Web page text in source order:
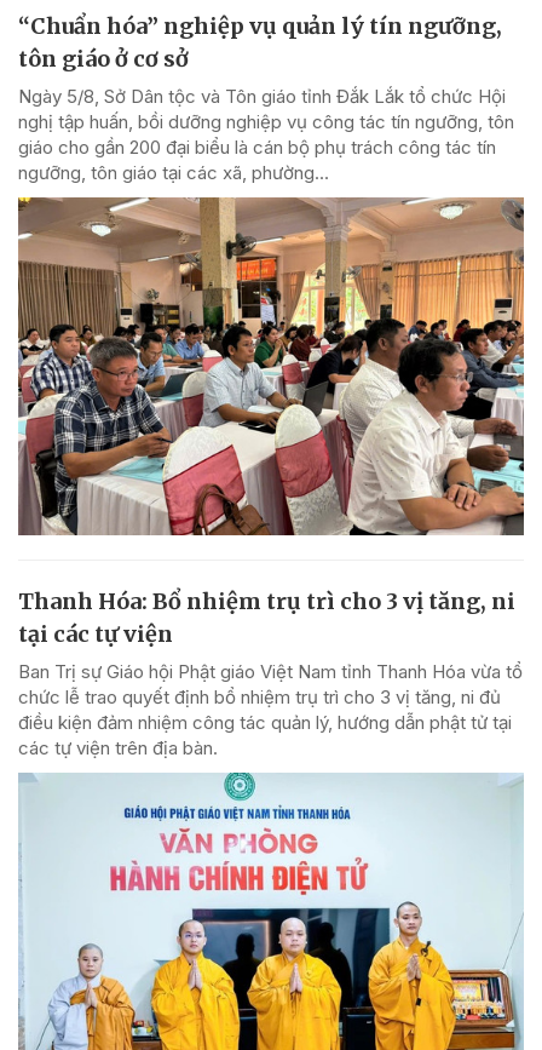
“Chuẩn hóa” nghiệp vụ quản lý tín ngưỡng,
tôn giáo ở cơ sở
Ngày 5/8, Sở Dân tộc và Tôn giáo tỉnh Đắk Lắk tổ chức Hội
nghị tập huấn, bồi dưỡng nghiệp vụ công tác tín ngưỡng, tôn
giáo cho gần 200 đại biểu là cán bộ phụ trách công tác tín
ngưỡng, tôn giáo tại các xã, phường...
Thanh Hóa: Bổ nhiệm trụ trì cho 3 vị tăng, ni
tại các tự viện
Ban Trị sự Giáo hội Phật giáo Việt Nam tỉnh Thanh Hóa vừa tổ
chức lễ trao quyết định bổ nhiệm trụ trì cho 3 vị tăng, ni đủ
điều kiện đảm nhiệm công tác quản lý, hướng dẫn phật tử tại
các tự viện trên địa bàn.